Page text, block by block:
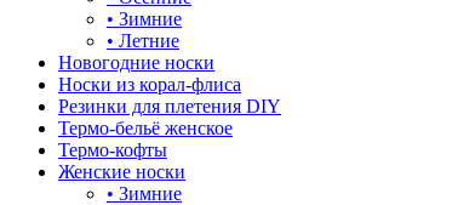
• Зимние
• Летние
Новогодние носки
Носки из корал-флиса
Резинки для плетения DIY
Термо-бельё женское
Термо-кофты
Женские носки
• Зимние